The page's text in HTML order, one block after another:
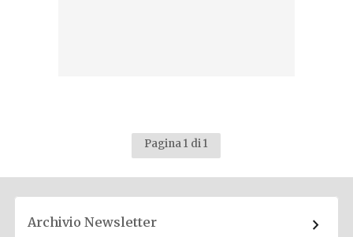
Pagina 1 di 1
Archivio Newsletter